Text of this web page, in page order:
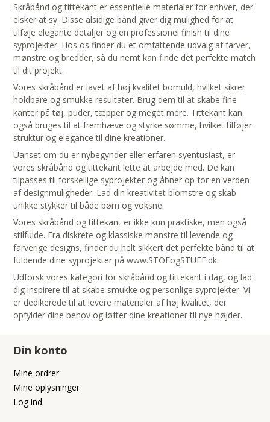
Skråbånd og tittekant er essentielle materialer for enhver, der
elsker at sy. Disse alsidige bånd giver dig mulighed for at
tilføje elegante detaljer og en professionel finish til dine
syprojekter. Hos os finder du et omfattende udvalg af farver,
mønstre og bredder, så du nemt kan finde det perfekte match
til dit projekt.
Vores skråbånd er lavet af høj kvalitet bomuld, hvilket sikrer
holdbare og smukke resultater. Brug dem til at skabe fine
kanter på tøj, puder, tæpper og meget mere. Tittekant kan
også bruges til at fremhæve og styrke sømme, hvilket tilføjer
struktur og elegance til dine kreationer.
Uanset om du er nybegynder eller erfaren syentusiast, er
vores skråbånd og tittekant lette at arbejde med. De kan
tilpasses til forskellige syprojekter og åbner op for en verden
af designmuligheder. Lad din kreativitet blomstre og skab
unikke stykker til både børn og voksne.
Vores skråbånd og tittekant er ikke kun praktiske, men også
stilfulde. Fra diskrete og klassiske mønstre til levende og
farverige designs, finder du helt sikkert det perfekte bånd til at
fuldende dine syprojekter på www.STOFogSTUFF.dk.
Udforsk vores kategori for skråbånd og tittekant i dag, og lad
dig inspirere til at skabe smukke og personlige syprojekter. Vi
er dedikerede til at levere materialer af høj kvalitet, der
opfylder dine behov og løfter dine kreationer til nye højder.
Din konto
Mine ordrer
Mine oplysninger
Log ind